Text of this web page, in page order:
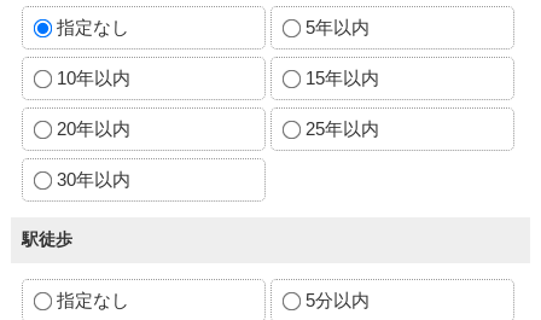
指定なし 5年以内
10年以内 15年以内
20年以内 25年以内
30年以内
駅徒歩
指定なし 5分以内